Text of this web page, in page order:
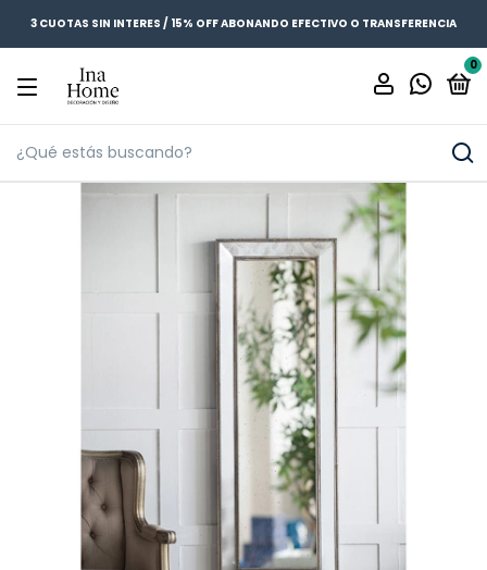
3 CUOTAS SIN INTERES / 15% OFF ABONANDO EFECTIVO O TRANSFERENCIA
0